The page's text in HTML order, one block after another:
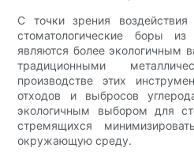
С точки зрения
стоматологические боры
являются более экологичным
традиционными
производстве этих
отходов и выбросов
экологичным выбором для
стремящихся
окружающую среду.